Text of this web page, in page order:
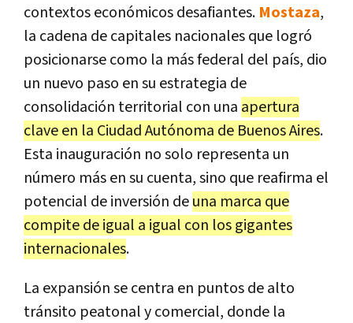
contextos económicos desafiantes. Mostaza,
la cadena de capitales nacionales que logró
posicionarse como la más federal del país, dio
un nuevo paso en su estrategia de
consolidación territorial con una apertura
clave en la Ciudad Autónoma de Buenos Aires.
Esta inauguración no solo representa un
número más en su cuenta, sino que reafirma el
potencial de inversión deuna marca que
compite de igual a igual con los gigantes
internacionales.
La expansión se centra en puntos de alto
tránsito peatonal y comercial, donde la